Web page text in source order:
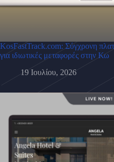
KosFastTrack.com: Σύγχρονη
για ιδιωτικές μεταφορές στην Κω
19 Ιουλίου, 2026